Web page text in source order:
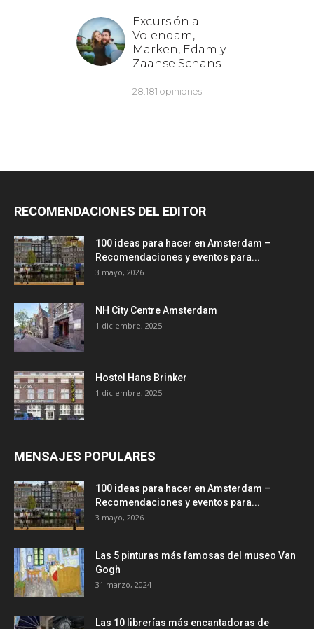
RECOMENDACIONES DEL EDITOR
100 ideas para hacer en Amsterdam –
Recomendaciones y eventos para...
3 mayo, 2026
NH City Centre Amsterdam
1 diciembre, 2025
Hostel Hans Brinker
1 diciembre, 2025
MENSAJES POPULARES
100 ideas para hacer en Amsterdam –
Recomendaciones y eventos para...
3 mayo, 2026
Las 5 pinturas más famosas del museo Van
Gogh
31 marzo, 2024
Las 10 librerías más encantadoras de